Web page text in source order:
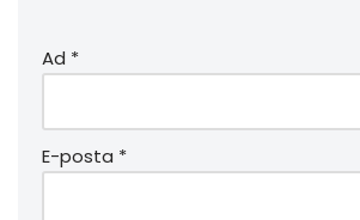
Ad *
E-posta *